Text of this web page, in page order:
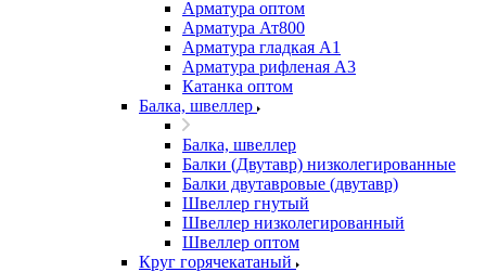
Арматура оптом
Арматура Ат800
Арматура гладкая А1
Арматура рифленая А3
Катанка оптом
Балка, швеллер
Балка, швеллер
Балки (Двутавр) низколегированные
Балки двутавровые (двутавр)
Швеллер гнутый
Швеллер низколегированный
Швеллер оптом
Круг горячекатаный